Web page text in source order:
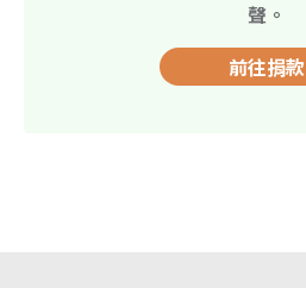
聲。
前往捐款